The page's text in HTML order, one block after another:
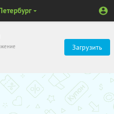
Загрузить